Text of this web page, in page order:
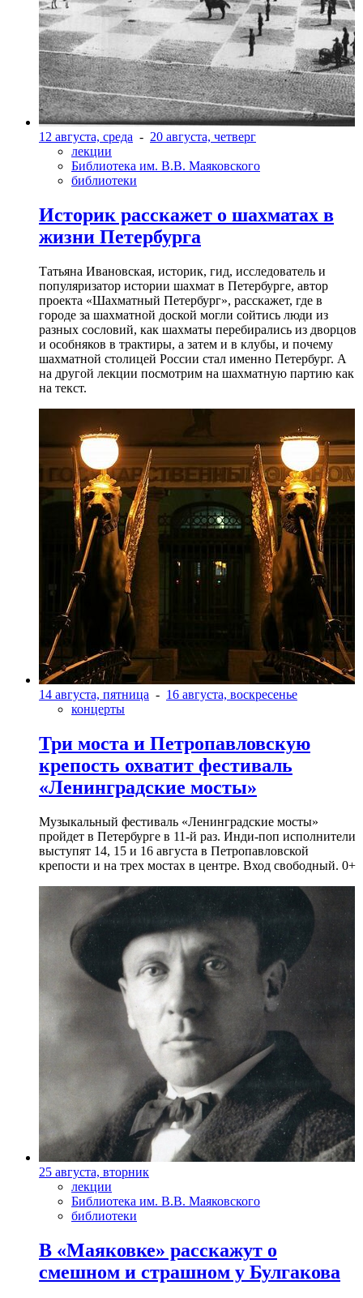
12 августа, среда - 20 августа, четверг
лекции
Библиотека им. В.В. Маяковского
библиотеки
Историк расскажет о шахматах в
жизни Петербурга
Татьяна Ивановская, историк, гид, исследователь и
популяризатор истории шахмат в Петербурге, автор
проекта «Шахматный Петербург», расскажет, где в
городе за шахматной доской могли сойтись люди из
разных сословий, как шахматы перебирались из дворцов
и особняков в трактиры, а затем и в клубы, и почему
шахматной столицей России стал именно Петербург. А
на другой лекции посмотрим на шахматную партию как
на текст.
14 августа, пятница - 16 августа, воскресенье
концерты
Три моста и Петропавловскую
крепость охватит фестиваль
«Ленинградские мосты»
Музыкальный фестиваль «Ленинградские мосты»
пройдет в Петербурге в 11-й раз. Инди-поп исполнители
выступят 14, 15 и 16 августа в Петропавловской
крепости и на трех мостах в центре. Вход свободный. 0+
25 августа, вторник
лекции
Библиотека им. В.В. Маяковского
библиотеки
В «Маяковке» расскажут о
смешном и страшном у Булгакова